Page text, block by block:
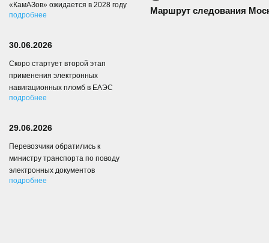
Маршрут следования
«КамАЗов» ожидается в 2028 году
подробнее
30.06.2026
Скоро стартует второй этап
применения электронных
навигационных пломб в ЕАЭС
подробнее
29.06.2026
Перевозчики обратились к
министру транспорта по поводу
электронных документов
подробнее